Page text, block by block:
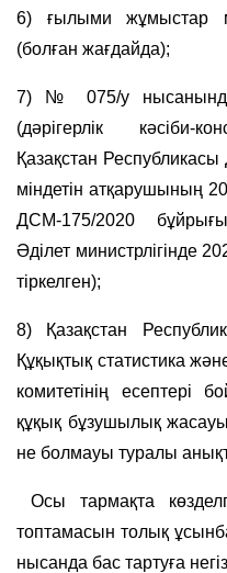
6) ғылыми жұмыстар
(болған жағдайда);
7) № 075/у
(дәрігерлік кәсіби-
Қазақстан Республикасы
міндетін атқарушының
ДСМ-175/2020
Әділет министрлігінде
тіркелген);
8) Қазақстан
Құқықтық статистика
комитетінің есептері
құқық бұзушылық
не болмауы туралы
Осы тармақта
топтамасын толық
нысанда бас тартуға